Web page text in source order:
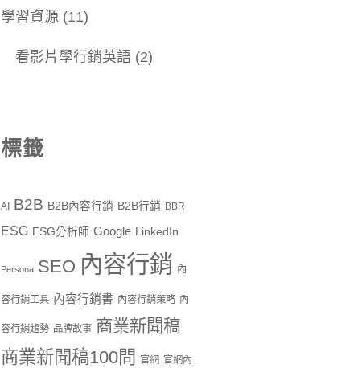
學習資源 (11)
看影片學行銷英語 (2)
標籤
AI B2B B2B內容行銷 B2B行銷 BBR
ESG ESG分析師 Google LinkedIn
Persona SEO 內容行銷 內
容行銷工具 內容行銷書 內容行銷策略 內
容行銷趨勢 品牌故事 商業新聞稿
商業新聞稿100問 官網 官網內